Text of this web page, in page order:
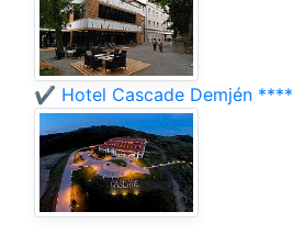
✔️ Hotel Cascade Demjén ****